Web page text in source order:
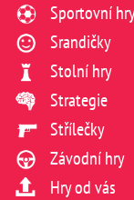
Sportovní
Srandičky
Stolní hry
Strategie
Střílečky
Závodní hry
Hry od vás